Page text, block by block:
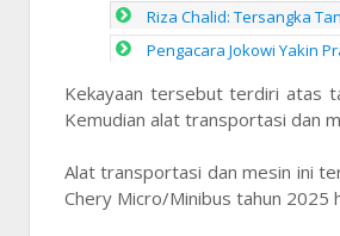
Riza Chalid: Tersangka
Pengacara Jokowi Yakin
Kekayaan tersebut terdiri atas
Kemudian alat transportasi dan
Alat transportasi dan mesin ini
Chery Micro/Minibus tahun 2025